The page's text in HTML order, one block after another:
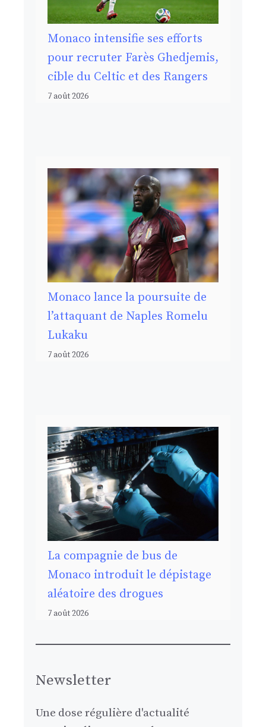
Monaco intensifie ses efforts
pour recruter Farès Ghedjemis,
cible du Celtic et des Rangers
7 août 2026
Monaco lance la poursuite de
l’attaquant de Naples Romelu
Lukaku
7 août 2026
La compagnie de bus de
Monaco introduit le dépistage
aléatoire des drogues
7 août 2026
Newsletter
Une dose régulière d'actualité